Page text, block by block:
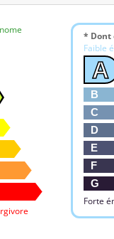
* Dont
Faible
A
B
C
D
E
F
G
Forte